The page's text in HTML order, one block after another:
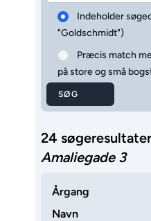
Indeholder
"Goldschmidt")
Præcis match
på store og små
SØG
24
Amaliegade 3
Årgang
Navn